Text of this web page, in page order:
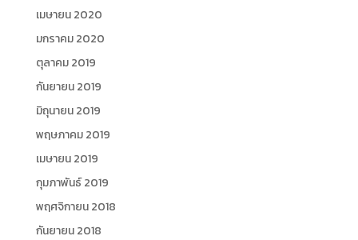
เมษายน 2020
มกราคม 2020
ตุลาคม 2019
กันยายน 2019
มิถุนายน 2019
พฤษภาคม 2019
เมษายน 2019
กุมภาพันธ์ 2019
พฤศจิกายน 2018
กันยายน 2018